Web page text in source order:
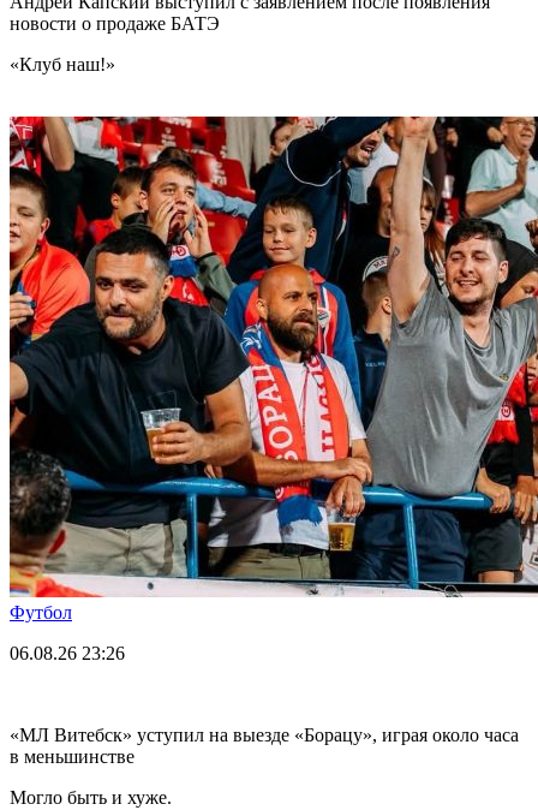
новости о продаже БАТЭ
«Клуб наш!»
Футбол
06.08.26 23:26
«МЛ Витебск» уступил на выезде «Борацу», играя около часа
в меньшинстве
Могло быть и хуже.